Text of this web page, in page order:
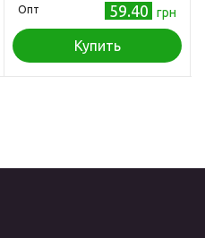
Опт 59.40 грн
Купить